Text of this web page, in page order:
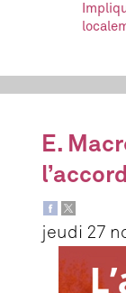
E.
jeudi 27